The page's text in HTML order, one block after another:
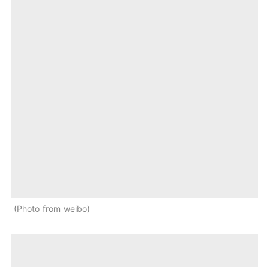
Photo from weibo